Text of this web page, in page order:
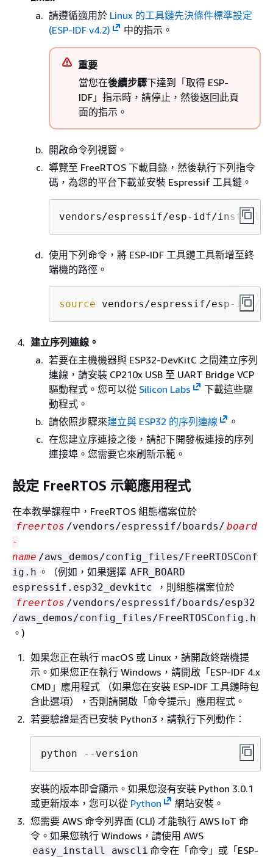
請遵循適用於 Linux 的工具鏈先決條件標準設定
(ESP-IDF v4.2)
中的指示。
重要
當您在後續步驟下達到「取得 ESP-
IDF」指示時，請停止，然後返回此頁
面的指示。
開啟命令列視窗。
導覽至 FreeRTOS 下載目錄，然後執行下列指令
碼，為您的平台下載並安裝 Espressif 工具鏈。
vendors/espressif/esp-idf/
使用下列命令，將 ESP-IDF 工具鏈工具新增至終
端機的路徑。
source vendors/espressif/esp-idf/
建立序列連線。
若要在主機機器與 ESP32-DevKitC 之間建立序列
連線，請安裝 CP210x USB 至 UART Bridge VCP
驅動程式。您可以從 Silicon Labs
下載這些驅
動程式。
請依照步驟來建立與 ESP32 的序列連線
。
在您建立序連接之後，請記下開發板連接的序列
連接埠。您需要它來刷新示範。
設定 FreeRTOS 示範應用程式
在本教學課程中，FreeRTOS 組態檔案位於
freertos /vendors/espressif/boards/ board
-
name /aws_demos/config_files/FreeRTOSConf
ig.h 。（例如，如果選擇 AFR_BOARD
espressif.esp32_devkitc
，則組態檔案位於
freertos /vendors/espressif/boards/esp32
/aws_demos/config_files/FreeRTOSConfig.h
。)
如果您正在執行 macOS 或 Linux，請開啟終端機提
示。如果您正在執行 Windows，請開啟「ESP-IDF 4.x
CMD」應用程式 （如果您在安裝 ESP-IDF 工具鏈時包
含此選項），否則請開啟「命令提示」應用程式。
若要驗證是否已安裝 Python3，請執行下列動作：
python --version
安裝的版本即會顯示。如果您沒有安裝 Python 3.0.1
或更新版本，您可以從 Python
網站安裝。
您需要 AWS 命令列界面 (CLI) 才能執行 AWS IoT 命
令。如果您執行 Windows，請使用 AWS
easy_install awscli 命令在「命令」或「ESP-